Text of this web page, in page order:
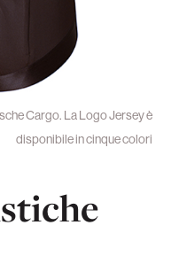
Cargo. La Logo Jersey è
disponibile in cinque colori